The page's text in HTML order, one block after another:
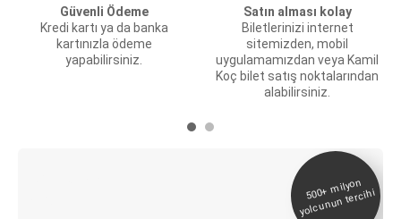
Güvenli Ödeme
Kredi kartı ya da banka
kartınızla ödeme
yapabilirsiniz.
Satın alması kolay
Biletlerinizi internet
sitemizden, mobil
uygulamamızdan veya Kamil
Koç bilet satış noktalarından
alabilirsiniz.
500+
milyon
yolcunun tercihi